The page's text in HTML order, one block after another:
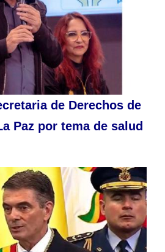
de Derechos de
Paz por tema de salud